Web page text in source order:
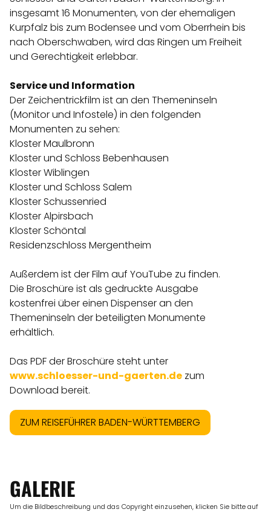
insgesamt 16 Monumenten, von der ehemaligen
Kurpfalz bis zum Bodensee und vom Oberrhein bis
nach Oberschwaben, wird das Ringen um Freiheit
und Gerechtigkeit erlebbar.
Service und Information
Der Zeichentrickfilm ist an den Themeninseln
(Monitor und Infostele) in den folgenden
Monumenten zu sehen:
Kloster Maulbronn
Kloster und Schloss Bebenhausen
Kloster Wiblingen
Kloster und Schloss Salem
Kloster Schussenried
Kloster Alpirsbach
Kloster Schöntal
Residenzschloss Mergentheim
Außerdem ist der Film auf YouTube zu finden.
Die Broschüre ist als gedruckte Ausgabe
kostenfrei über einen Dispenser an den
Themeninseln der beteiligten Monumente
erhältlich.
Das PDF der Broschüre steht unter
www.schloesser-und-gaerten.de zum
Download bereit.
ZUM REISEFÜHRER BADEN-WÜRTTEMBERG
GALERIE
Um die Bildbeschreibung und das Copyright einzusehen, klicken Sie bitte auf